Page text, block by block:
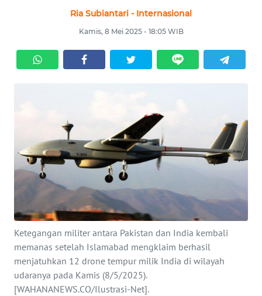
Ria Subiantari - Internasional
Kamis, 8 Mei 2025 - 18:05 WIB
Ketegangan militer antara Pakistan dan India kembali
memanas setelah Islamabad mengklaim berhasil
menjatuhkan 12 drone tempur milik India di wilayah
udaranya pada Kamis (8/5/2025).
[WAHANANEWS.CO/Ilustrasi-Net].
KRIMINAL
KESEHATAN
INTERNASIONAL
SERBA-SERBI
PENDIDIKAN
OLAHRAGA